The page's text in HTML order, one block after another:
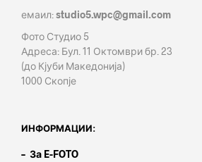
емаил:studio5.wpc@gmail.com
Фото Студио 5
Адреса: Бул. 11 Октомври бр. 23
(до Кјуби Македонија)
1000 Скопје
ИНФОРМАЦИИ:
– За E-FOTO